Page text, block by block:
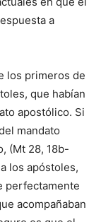
a
los primeros de
que habían
apostólico. Si
mandato
(Mt 28, 18b-
los apóstoles,
perfectamente
acompañaban